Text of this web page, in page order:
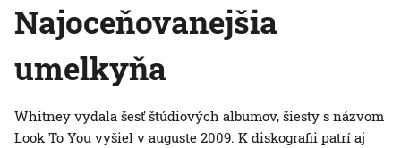
Najoceňovanejšia
umelkyňa
Whitney vydala šesť štúdiových albumov, šiesty s názvom
Look To You vyšiel v auguste 2009. K diskografii patrí aj